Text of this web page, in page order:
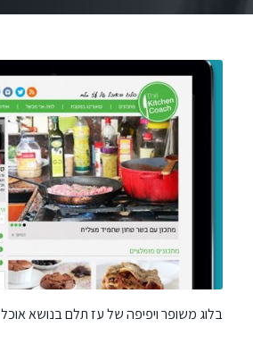
בלוג משופר ויפיפה של עז תלם בנושא אוכל